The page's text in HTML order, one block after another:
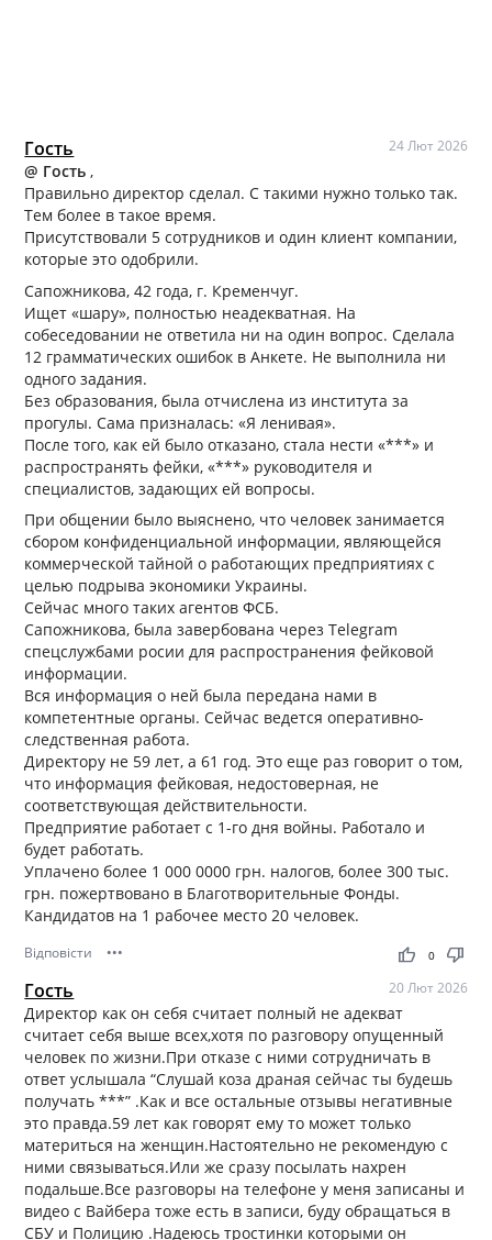
Гость 24 Лют 2026
@ Гость,
Правильно директор сделал. С такими нужно только так.
Тем более в такое время.
Присутствовали 5 сотрудников и один клиент компании,
которые это одобрили.
Сапожникова, 42 года, г. Кременчуг.
Ищет «шару», полностью неадекватная. На
собеседовании не ответила ни на один вопрос. Сделала
12 грамматических ошибок в Анкете. Не выполнила ни
одного задания.
Без образования, была отчислена из института за
прогулы. Сама призналась: «Я ленивая».
После того, как ей было отказано, стала нести «***» и
распространять фейки, «***» руководителя и
специалистов, задающих ей вопросы.
При общении было выяснено, что человек занимается
сбором конфиденциальной информации, являющейся
коммерческой тайной о работающих предприятиях с
целью подрыва экономики Украины.
Сейчас много таких агентов ФСБ.
Сапожникова, была завербована через Telegram
спецслужбами росии для распространения фейковой
информации.
Вся информация о ней была передана нами в
компетентные органы. Сейчас ведется оперативно-
следственная работа.
Директору не 59 лет, а 61 год. Это еще раз говорит о том,
что информация фейковая, недостоверная, не
соответствующая действительности.
Предприятие работает с 1-го дня войны. Работало и
будет работать.
Уплачено более 1 000 0000 грн. налогов, более 300 тыс.
грн. пожертвовано в Благотворительные Фонды.
Кандидатов на 1 рабочее место 20 человек.
Відповісти ••• thumb_up thumb_down
0
Гость 20 Лют 2026
Директор как он себя считает полный не адекват
считает себя выше всех,хотя по разговору опущенный
человек по жизни.При отказе с ними сотрудничать в
ответ услышала “Слушай коза драная сейчас ты будешь
получать ***” .Как и все остальные отзывы негативные
это правда.59 лет как говорят ему то может только
материться на женщин.Настоятельно не рекомендую с
ними связываться.Или же сразу посылать нахрен
подальше.Все разговоры на телефоне у меня записаны и
видео с Вайбера тоже есть в записи, буду обращаться в
СБУ и Полицию .Надеюсь тростинки которыми он